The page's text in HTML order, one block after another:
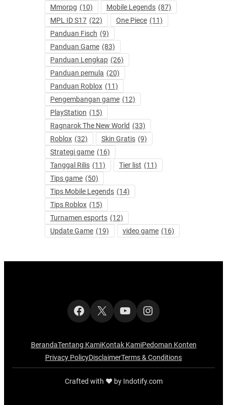
Mmorpg (10) Mobile Legends (87)
MPL ID S17 (22) One Piece (11)
Panduan Fisch (9)
Panduan Game (83)
Panduan Lengkap (26)
Panduan pemula (20)
Panduan Roblox (11)
Pengembangan game (12)
PlayStation (15)
Ragnarok The New World (33)
Roblox (32) Skin Gratis (9)
Strategi game (16)
Tanggal Rilis (11) Tier list (11)
Tips game (50)
Tips Mobile Legends (14)
Tips Roblox (15)
Turnamen esports (12)
Update Game (19) video game (16)
Facebook
X YouTubeInstagram
BerandaTentang KamiKontak KamiPedoman Konten
Privacy PolicyDisclaimerTerms & Conditions
Crafted with ‪‪❤︎‬ by Indotify.com